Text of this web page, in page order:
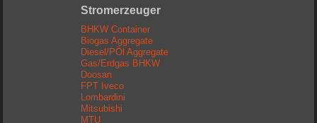
Stromerzeuger
BHKW Container
Biogas Aggregate
Diesel/PÖl Aggregate
Gas/Erdgas BHKW
Doosan
FPT Iveco
Lombardini
Mitsubishi
MTU